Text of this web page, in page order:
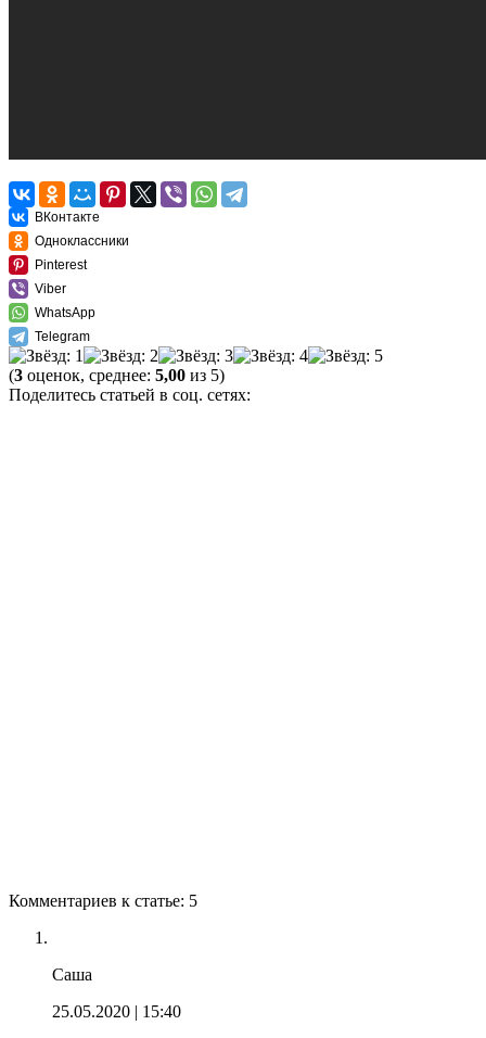
ВКонтакте
Одноклассники
Pinterest
Viber
WhatsApp
Telegram
(3 оценок, среднее: 5,00 из 5)
Поделитесь статьей в соц. сетях:
Комментариев к статье: 5
Саша
25.05.2020 | 15:40